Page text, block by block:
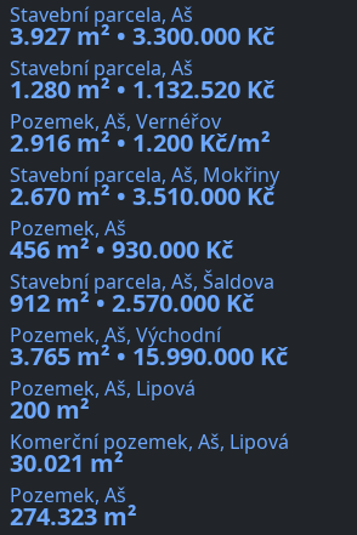
Stavební parcela, Aš
3.927 m² • 3.300.000 Kč
Stavební parcela, Aš
1.280 m² • 1.132.520 Kč
Pozemek, Aš, Vernéřov
2.916 m² • 1.200 Kč/m²
Stavební parcela, Aš, Mokřiny
2.670 m² • 3.510.000 Kč
Pozemek, Aš
456 m² • 930.000 Kč
Stavební parcela, Aš, Šaldova
912 m² • 2.570.000 Kč
Pozemek, Aš, Východní
3.765 m² • 15.990.000 Kč
Pozemek, Aš, Lipová
200 m²
Komerční pozemek, Aš, Lipová
30.021 m²
Pozemek, Aš
274.323 m²